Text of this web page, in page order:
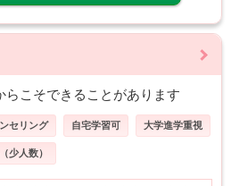
らこそできることがあります
セリング 自宅学習可 大学進学重視
少人数）